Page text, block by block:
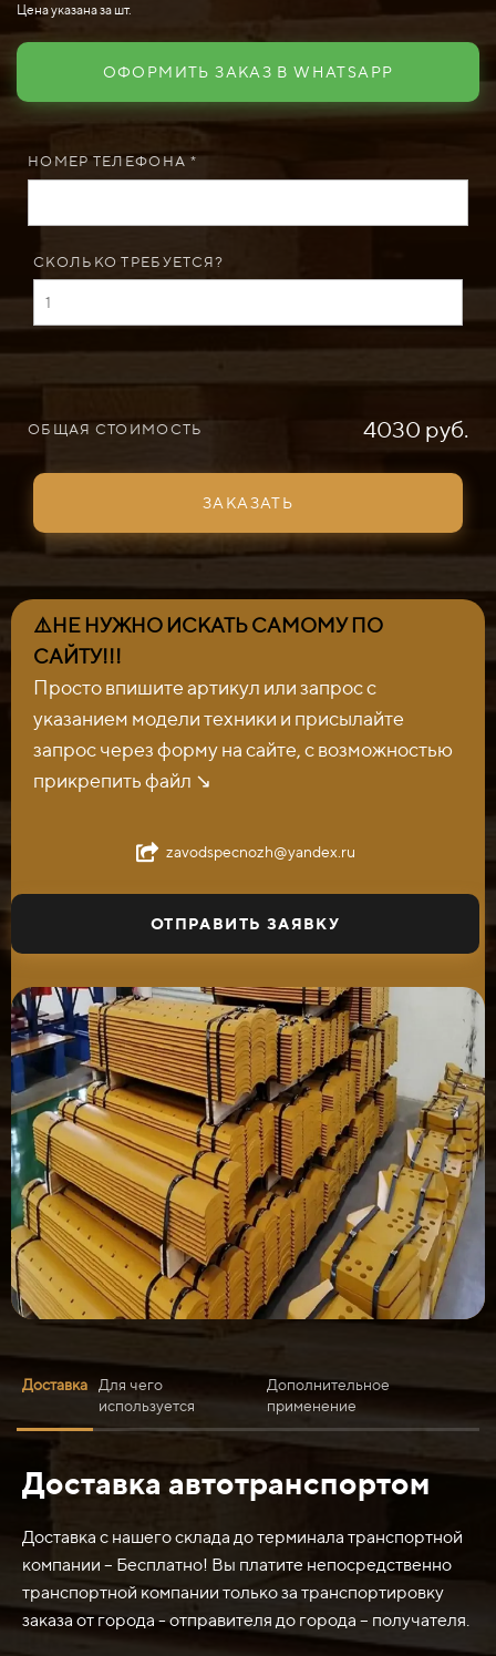
Цена указана за шт.
ОФОРМИТЬ ЗАКАЗ В WHATSAPP
НОМЕР ТЕЛЕФОНА *
СКОЛЬКО ТРЕБУЕТСЯ?
ОБЩАЯ СТОИМОСТЬ 4030 руб.
ЗАКАЗАТЬ
⚠️НЕ НУЖНО ИСКАТЬ САМОМУ ПО
САЙТУ!!!
Просто впишите артикул или запрос с
указанием модели техники и присылайте
запрос через форму на сайте, с возможностью
прикрепить файл ↘️
zavodspecnozh@yandex.ru
ОТПРАВИТЬ ЗАЯВКУ
Доставка
Для чего
используется
Дополнительное
применение
Доставка автотранспортом
Доставка с нашего склада до терминала транспортной
компании – Бесплатно! Вы платите непосредственно
транспортной компании только за транспортировку
заказа от города - отправителя до города – получателя.
Нож средний ДЗ-98 067.55.11.004-01 (лист 65Г)
обычно используется в различных отраслях, где
требуется резка или разделка материалов. Некоторые
из его типичных применений включают:
1. Обработка металла: Нож может применяться для
резки и прочих операций по обработке и изготовлению